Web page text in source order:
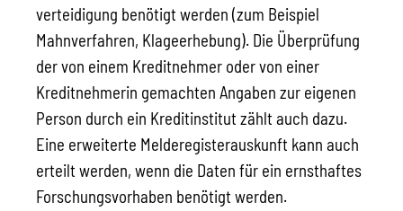
verteidigung benötigt werden (zum Beispiel
Mahnverfahren, Klageerhebung). Die Überprüfung
der von einem Kreditnehmer oder von einer
Kreditnehmerin gemachten Angaben zur eigenen
Person durch ein Kreditinstitut zählt auch dazu.
Eine erweiterte Melderegisterauskunft kann auch
erteilt werden, wenn die Daten für ein ernsthaftes
Forschungsvorhaben benötigt werden.